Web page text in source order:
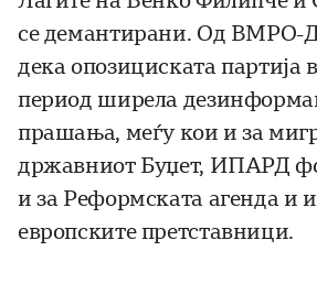
се демантирани. Од
дека опозициската партија
период ширела
прашања, меѓу кои и за
државниот Буџет, ИПАРД
и за Реформската агенда и
европските претставници.